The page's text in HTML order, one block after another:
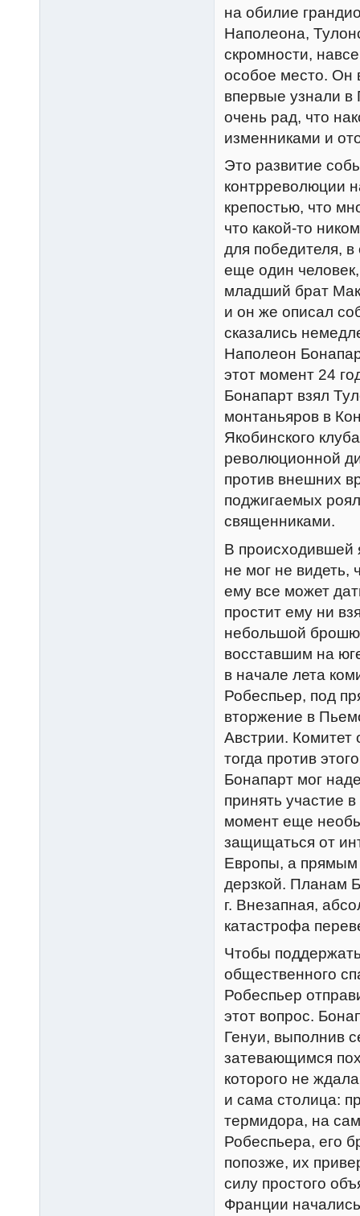
на обилие
Наполеона,
скромности,
особое место. Он
впервые узнали
очень рад, что
изменниками и
Это развитие
контрреволюции
крепостью, что
что какой-то
для победителя,
еще один
младший брат
и он же описал
сказались
Наполеон
этот момент 24
Бонапарт взял
монтаньяров в
Якобинского
революционной
против внешних
поджигаемых
священниками.
В происходившей
не мог не видеть,
ему все может
простит ему ни
небольшой
восставшим на
в начале лета
Робеспьер, под
вторжение в
Австрии. Комитет
тогда против
Бонапарт мог
принять участие
момент еще
защищаться от
Европы, а прямым
дерзкой. Планам
г. Внезапная,
катастрофа
Чтобы
общественного
Робеспьер
этот вопрос.
Генуи, выполнив
затевающимся
которого не
и сама столица:
термидора, на
Робеспьера, его
попозже, их
силу простого
Франции